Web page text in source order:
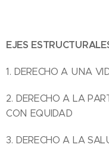
EJES
1. DERECHO A UNA
2. DERECHO A LA
CON EQUIDAD
3. DERECHO A LA